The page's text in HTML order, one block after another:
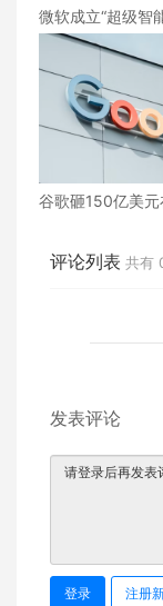
微软成立“超级智
准医学诊断领域
谷歌砸150亿美元
评论列表 共有
发表评论
登录 注册